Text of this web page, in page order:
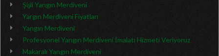
Şişli Yangın Merdiveni
Yargın Merdiveni Fiyatları
Yangın Merdiveni
Profesyonel Yangın Merdiveni İmalatı Hizmeti Veriyoruz
Makaralı Yangın Merdiveni